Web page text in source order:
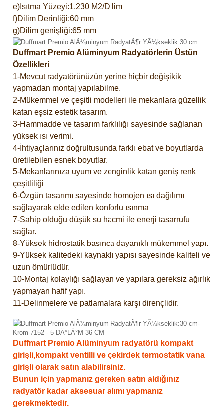
e)Isıtma Yüzeyi:1,230 M2/Dilim
f)Dilim Derinliği:60 mm
g)Dilim genişliği:65 mm
Duffmart Premio Alüminyum Radyatörlerin Üstün
Özellikleri
1-Mevcut radyatörünüzün yerine hiçbir değişikik
yapmadan montaj yapılabilme.
2-Mükemmel ve çeşitli modelleri ile mekanlara güzellik
katan eşsiz estetik tasarım.
3-Hammadde ve tasarım farklılığı sayesinde sağlanan
yüksek ısı verimi.
4-İhtiyaçlarınız doğrultusunda farklı ebat ve boyutlarda
üretilebilen esnek boyutlar.
5-Mekanlarınıza uyum ve zenginlik katan geniş renk
çeşitliliği
6-Özgün tasarımı sayesinde homojen ısı dağılımı
sağlayarak elde edilen konforlu ısınma
7-Sahip olduğu düşük su hacmi ile enerji tasarrufu
sağlar.
8-Yüksek hidrostatik basınca dayanıklı mükemmel yapı.
9-Yüksek kalitedeki kaynaklı yapısı sayesinde kaliteli ve
uzun ömürlüdür.
10-Montaj kolaylığı sağlayan ve yapılara gereksiz ağırlık
yapmayan hafif yapı.
11-Delinmelere ve patlamalara karşı dirençlidir.
Duffmart Premio Alüminyum radyatörü kompakt
girişli,kompakt ventilli ve çekirdek termostatik vana
girişli olarak satın alabilirsiniz.
Bunun için yapmanız gereken satın aldığınız
radyatör kadar aksesuar alımı yapmanız
gerekmektedir.